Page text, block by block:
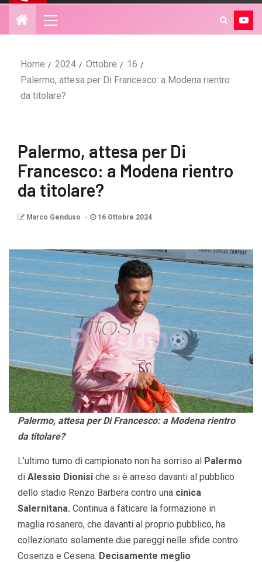
Home 2024 Ottobre
16
Palermo, attesa per Di Francesco: a Modena rientro
da titolare?
Palermo, attesa per Di
Francesco: a Modena rientro
da titolare?
Marco Genduso 16 Ottobre 2024
Palermo, attesa per Di Francesco: a Modena rientro
da titolare?
L’ultimo turno di campionato non ha sorriso al Palermo
di Alessio Dionisi che si è arreso davanti al pubblico
dello stadio Renzo Barbera contro una cinica
Salernitana. Continua a faticare la formazione in
maglia rosanero, che davanti al proprio pubblico, ha
collezionato solamente due pareggi nelle sfide contro
Cosenza e Cesena. Decisamente meglio